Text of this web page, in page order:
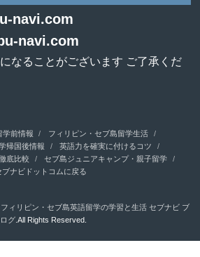
navi.com
navi.com
なることがございます ご了承くだ
学前情報
フィリピン・セブ島留学生活
帰国後情報
英語力を確実に付けるコツ
底比較
セブ島ジュニアキャンプ・親子留学
ブナビドットコムに戻る
ィリピン・セブ島英語留学の学習と生活 セブナビ ブ
ログ.All Rights Reserved.